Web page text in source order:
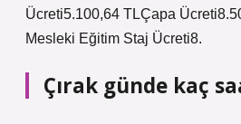
Ücreti5.100,64 TLÇapa
Mesleki Eğitim Staj Ücreti8.
Çırak günde kaç